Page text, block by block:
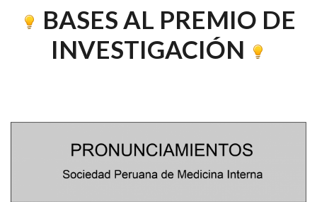
BASES AL PREMIO DE
INVESTIGACIÓN